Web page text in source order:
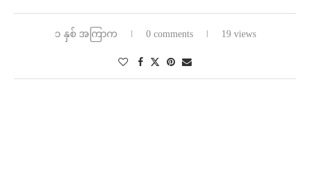
၁ နှစ် အကြာက 0 comments 19 views